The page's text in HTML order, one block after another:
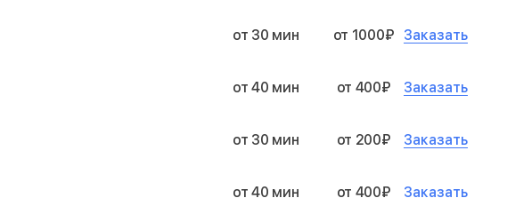
от 30 мин от 1000₽ Заказать
от 40 мин от 400₽ Заказать
от 30 мин от 200₽ Заказать
от 40 мин от 400₽ Заказать